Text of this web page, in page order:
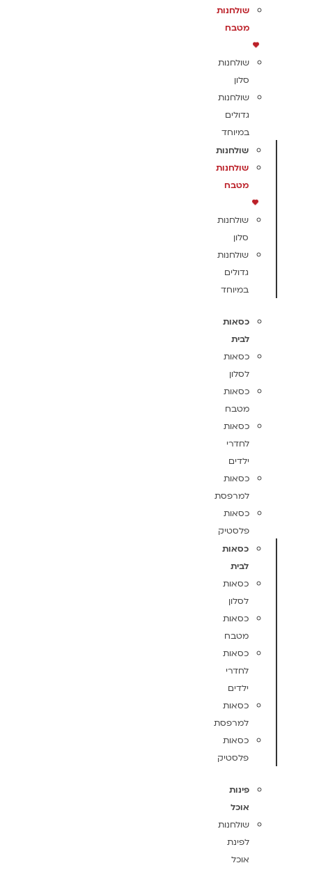
שולחנות
מטבח
שולחנות
סלון
שולחנות
גדולים
במיוחד
שולחנות
שולחנות
מטבח
שולחנות
סלון
שולחנות
גדולים
במיוחד
כסאות
לבית
כסאות
לסלון
כסאות
מטבח
כסאות
לחדרי
ילדים
כסאות
למרפסת
כסאות
פלסטיק
כסאות
לבית
כסאות
לסלון
כסאות
מטבח
כסאות
לחדרי
ילדים
כסאות
למרפסת
כסאות
פלסטיק
פינות
אוכל
שולחנות
לפינת
אוכל